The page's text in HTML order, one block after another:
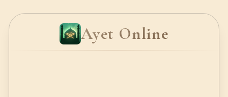
Ayet Online